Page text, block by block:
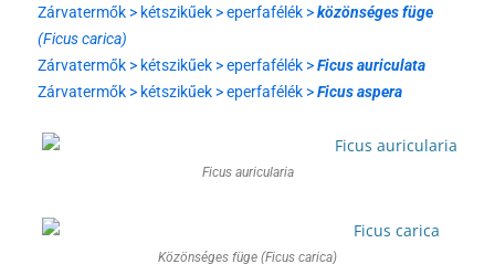
Zárvatermők > kétszikűek > eperfafélék >közönséges füge
(Ficus carica)
Zárvatermők > kétszikűek > eperfafélék >Ficus auriculata
Zárvatermők > kétszikűek > eperfafélék >Ficus aspera
Ficus auricularia
Közönséges füge (Ficus carica)